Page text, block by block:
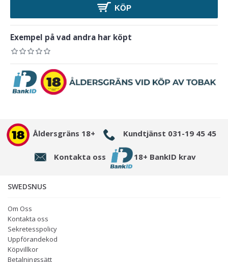
KÖP
Exempel på vad andra har köpt
Åldersgräns 18+ Kundtjänst 031-19 45 45
Kontakta oss 18+ BankID krav
SWEDSNUS
Om Oss
Kontakta oss
Sekretesspolicy
Uppförandekod
Köpvillkor
Betalningssätt